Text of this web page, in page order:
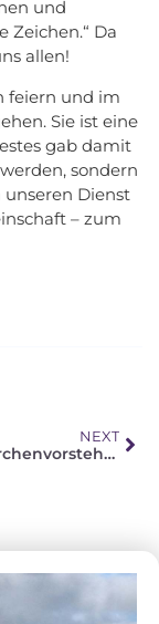
und
Da
allen!
feiern und im
Sie ist eine
gab damit
sondern
Dienst
– zum
NEXT
FELSISA Kirchenvorstehertagung